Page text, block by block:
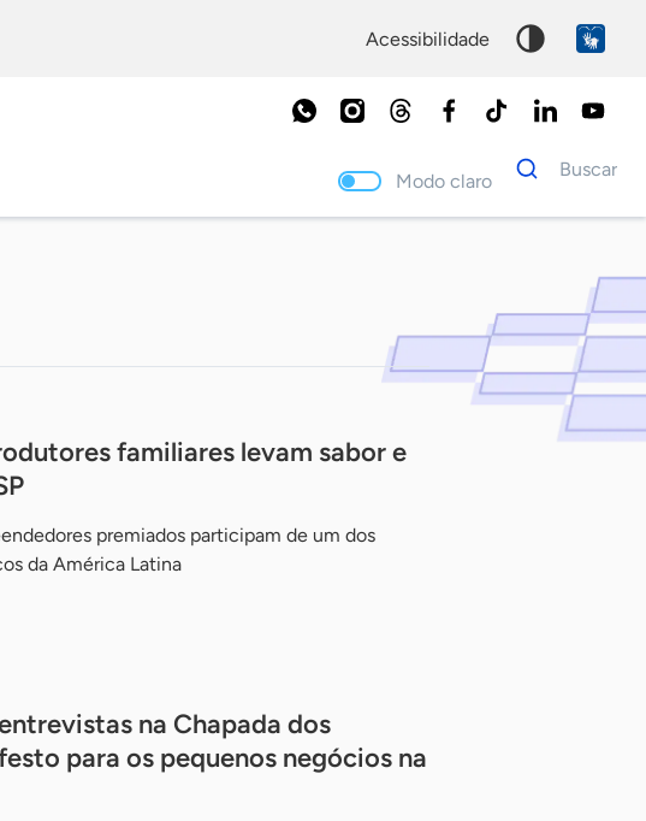
acessibilidade
Modo claro
Dados
para
Buscar
familiares levam sabor e
premiados participam de um dos
da América Latina
na Chapada dos
para os pequenos negócios na